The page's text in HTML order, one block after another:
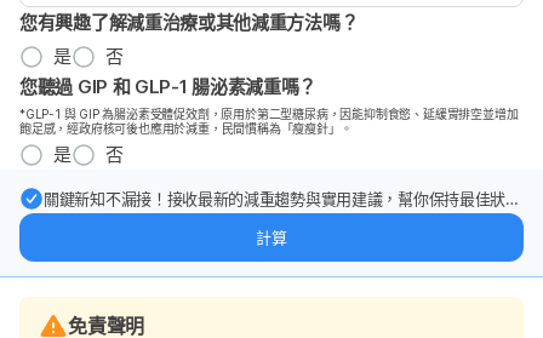
您有興趣了解減重治療或其他減重方法嗎？
是
否
您聽過 GIP 和 GLP-1 腸泌素減重嗎？
*GLP-1 與 GIP 為腸泌素受體促效劑，原用於第二型糖尿病，因能抑制食慾、延緩胃排空並增加
飽足感，經政府核可後也應用於減重，民間慣稱為「瘦瘦針」。
是 否
關鍵新知不漏接！接收最新的減重趨勢與實用建議，幫你保持最佳狀
計算
免責聲明